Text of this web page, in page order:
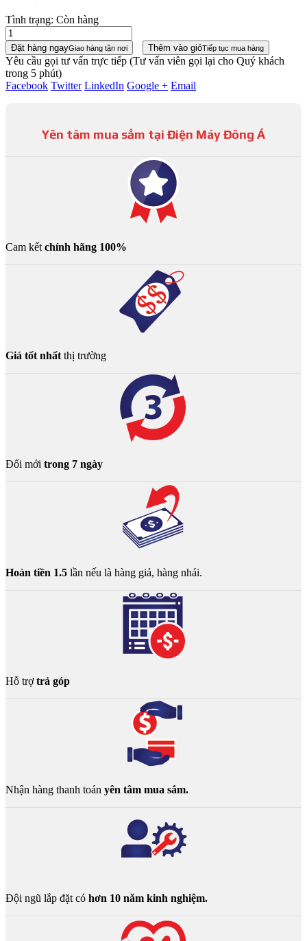
Tình trạng: Còn hàng
Đặt hàng ngayGiao hàng tận nơi Thêm vào giỏTiếp tục mua hàng
Yêu cầu gọi tư vấn trực tiếp (Tư vấn viên gọi lại cho Quý khách
trong 5 phút)
Facebook Twitter LinkedIn Google + Email
Yên tâm mua sắm tại Điện Máy Đông Á
Cam kết chính hãng 100%
Giá tốt nhất thị trường
Đổi mới trong 7 ngày
Hoàn tiền 1.5 lần nếu là hàng giả, hàng nhái.
Hỗ trợtrả góp
Nhận hàng thanh toán yên tâm mua sắm.
Đội ngũ lắp đặt có hơn 10 năm kinh nghiệm.